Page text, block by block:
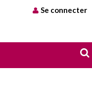
Se connecter